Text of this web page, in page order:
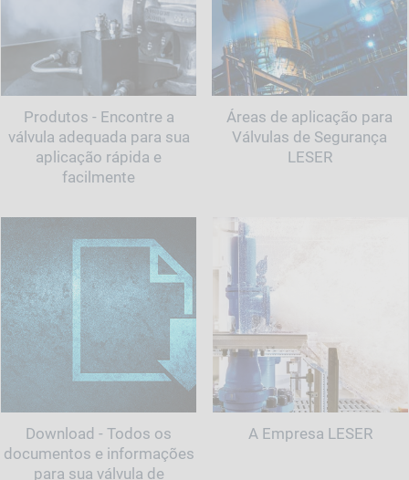
Produtos - Encontre a
válvula adequada para sua
aplicação rápida e
facilmente
Áreas de aplicação para
Válvulas de Segurança
LESER
Download - Todos os
documentos e informações
para sua válvula de
A Empresa LESER